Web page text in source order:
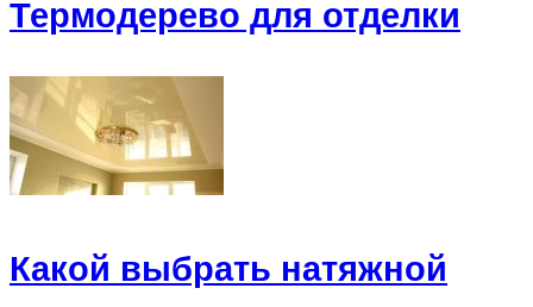
Термодерево для отделки
Какой выбрать натяжной